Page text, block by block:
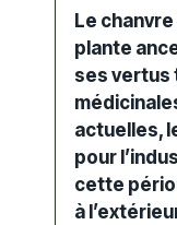
Le chanvre
plante
ses vertus
actuelles,
pour
cette
à